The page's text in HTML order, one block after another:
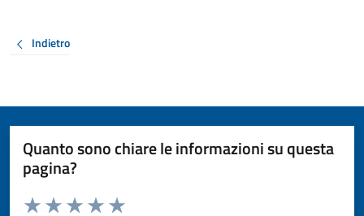
Indietro
Quanto sono chiare le informazioni su questa
pagina?
Valuta da 1 a 5 stelle la pagina